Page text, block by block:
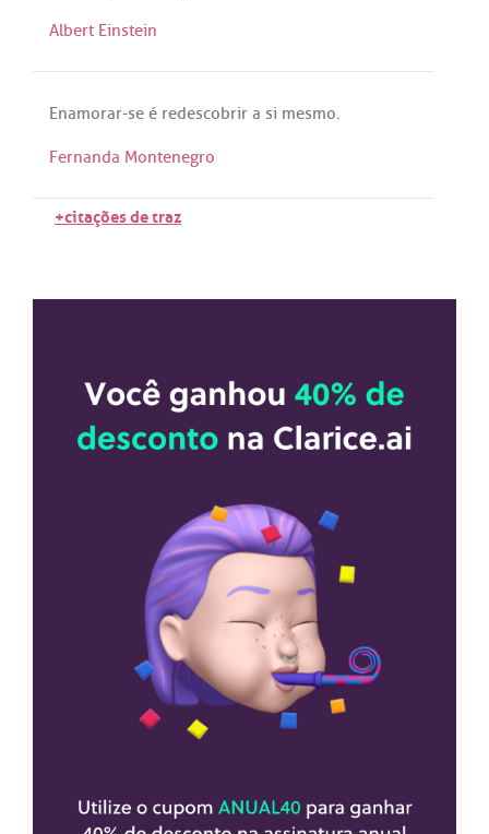
Albert Einstein
Enamorar-se é redescobrir a si mesmo.
Fernanda Montenegro
+citações de traz